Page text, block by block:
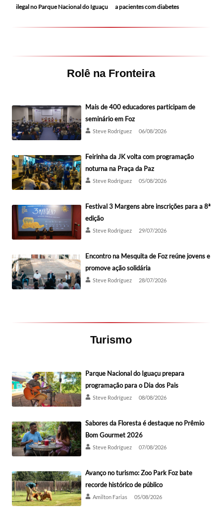
ilegal no Parque Nacional do Iguaçu a pacientes com diabetes
Rolê na Fronteira
Mais de 400 educadores participam de
seminário em Foz
Steve Rodríguez 06/08/2026
Feirinha da JK volta com programação
noturna na Praça da Paz
Steve Rodríguez 05/08/2026
Festival 3 Margens abre inscrições para a 8ª
edição
Steve Rodríguez 29/07/2026
Encontro na Mesquita de Foz reúne jovens e
promove ação solidária
Steve Rodríguez 28/07/2026
Turismo
Parque Nacional do Iguaçu prepara
programação para o Dia dos Pais
Steve Rodríguez 08/08/2026
Sabores da Floresta é destaque no Prêmio
Bom Gourmet 2026
Steve Rodríguez 07/08/2026
Avanço no turismo: Zoo Park Foz bate
recorde histórico de público
Amilton Farias 05/08/2026